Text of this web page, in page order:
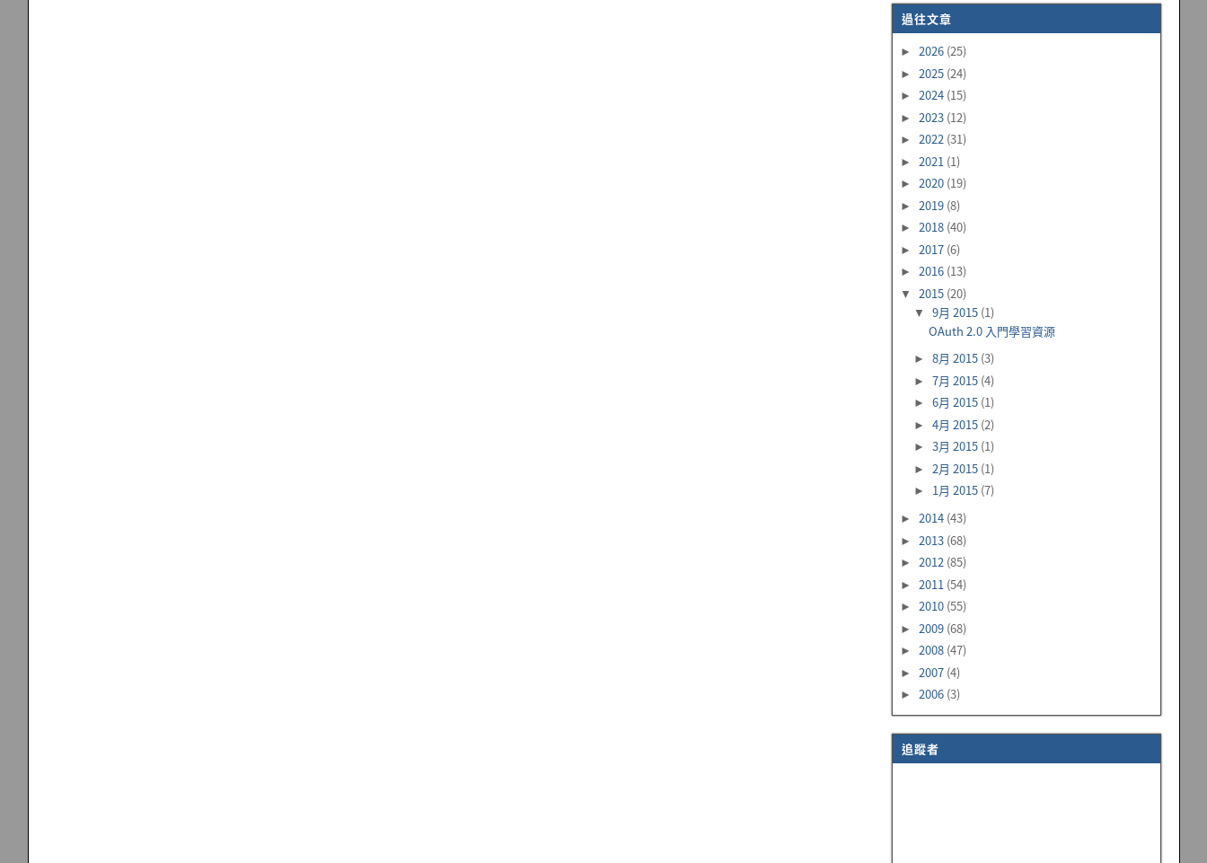
過往文章
► 2026 (25)
► 2025 (24)
► 2024 (15)
► 2023 (12)
► 2022 (31)
► 2021 (1)
► 2020 (19)
► 2019 (8)
► 2018 (40)
► 2017 (6)
► 2016 (13)
▼ 2015 (20)
▼9月 2015 (1)
OAuth 2.0 入門學習資源
►8月 2015 (3)
►7月 2015 (4)
►6月 2015 (1)
►4月 2015 (2)
►3月 2015 (1)
►2月 2015 (1)
► 1月 2015 (7)
► 2014 (43)
► 2013 (68)
► 2012 (85)
► 2011 (54)
► 2010 (55)
► 2009 (68)
► 2008 (47)
► 2007 (4)
► 2006 (3)
追蹤者